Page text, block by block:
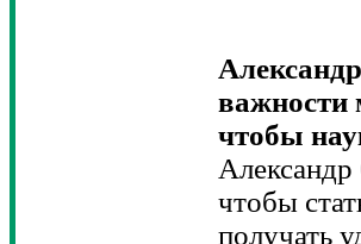
важности
чтобы
чтобы
получать